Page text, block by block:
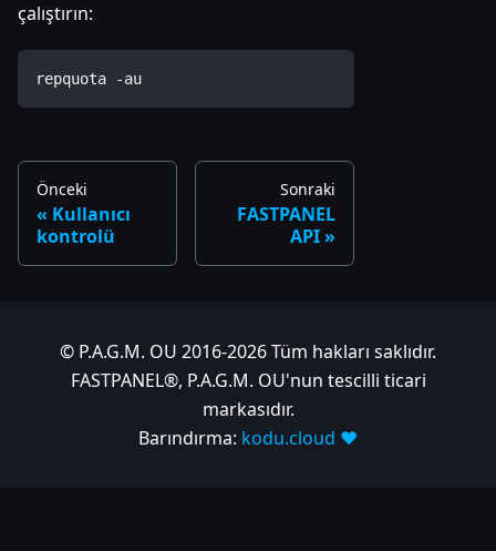
çalıştırın:
repquota -au
Önceki
Kullanıcı
kontrolü
Sonraki
FASTPANEL
API
© P.A.G.M. OU 2016-2026 Tüm hakları saklıdır.
FASTPANEL®, P.A.G.M. OU'nun tescilli ticari
markasıdır.
Barındırma: kodu.cloud ❤️